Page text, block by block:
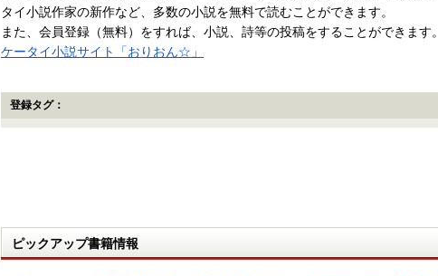
タイ小説作家の新作など、多数の小説を無料で読むことができます。
また、会員登録（無料）をすれば、小説、詩等の投稿をすることができます。
ケータイ小説サイト「おりおん☆」
登録タグ：
ピックアップ書籍情報